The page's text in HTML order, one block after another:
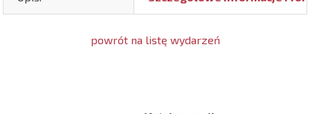
powrót na listę wydarzeń